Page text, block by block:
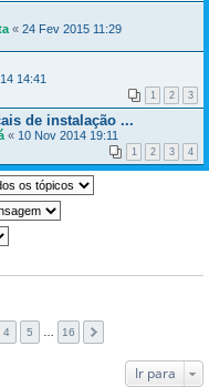
« 24 Fev 2015 11:29
14:41
1 2 3
de instalação ...
« 10 Nov 2014 19:11
1 2 3 4
4 5 16
Ir para